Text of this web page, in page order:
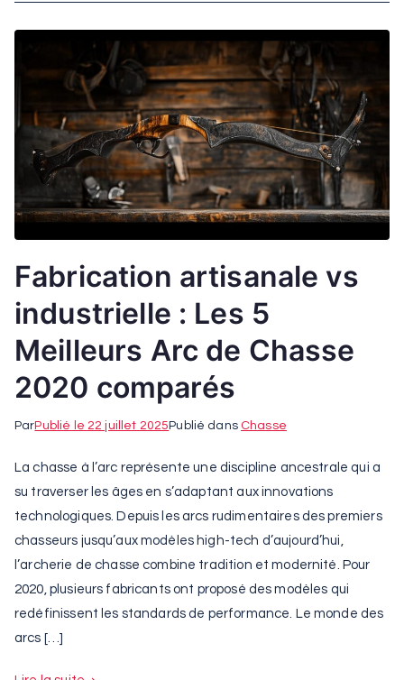
Fabrication artisanale vs
industrielle : Les 5
Meilleurs Arc de Chasse
2020 comparés
ParPublié le 22 juillet 2025 Publié dans Chasse
La chasse à l’arc représente une discipline ancestrale qui a
su traverser les âges en s’adaptant aux innovations
technologiques. Depuis les arcs rudimentaires des premiers
chasseurs jusqu’aux modèles high-tech d’aujourd’hui,
l’archerie de chasse combine tradition et modernité. Pour
2020, plusieurs fabricants ont proposé des modèles qui
redéfinissent les standards de performance. Le monde des
arcs […]